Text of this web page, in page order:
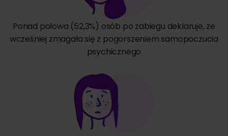
Ponad połowa (52,3%) osób po zabiegu deklaruje, że
wcześniej zmagała się z pogorszeniem samopoczucia
psychicznego